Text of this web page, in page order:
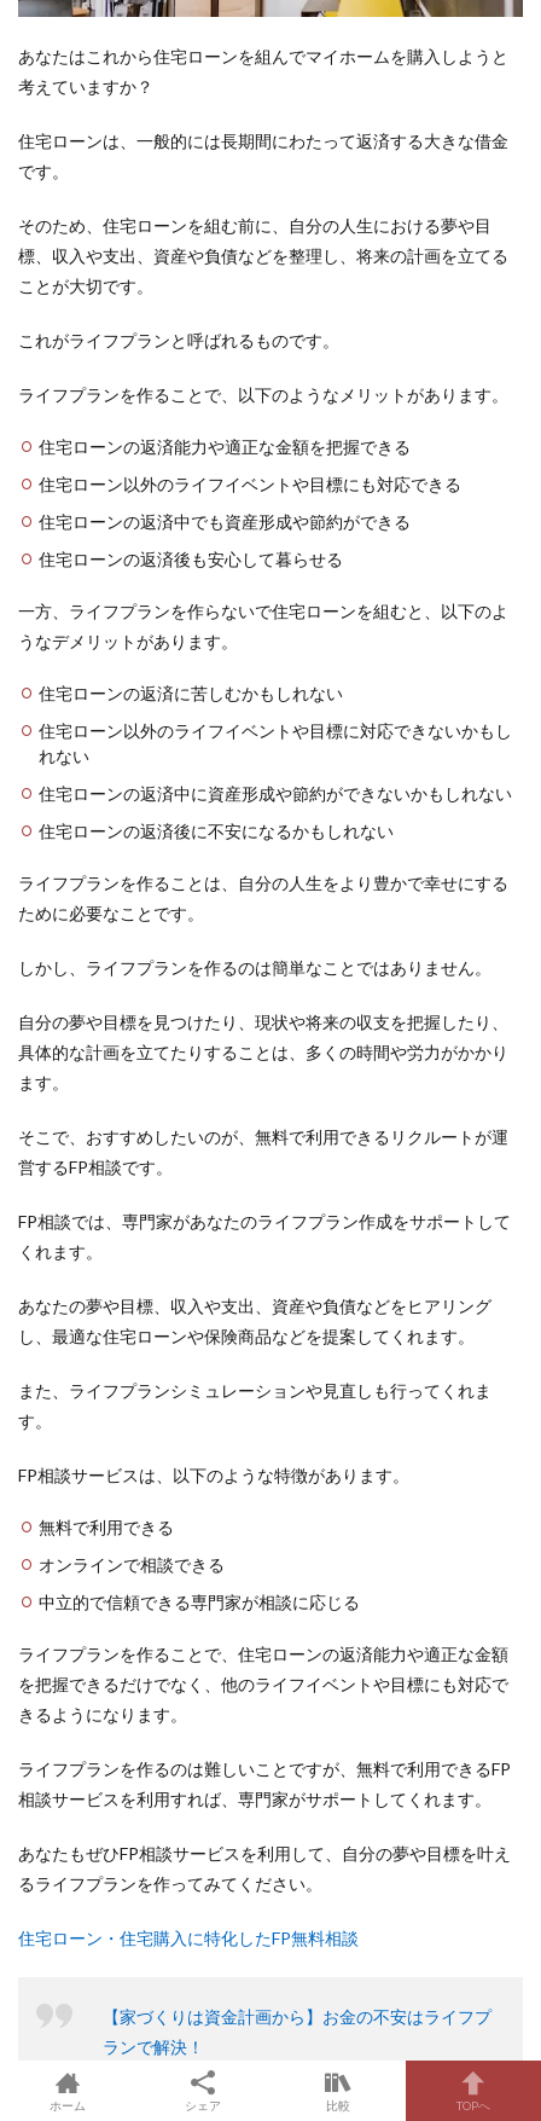
あなたはこれから住宅ローンを組んでマイホームを購入しようと
考えていますか？
住宅ローンは、一般的には長期間にわたって返済する大きな借金
です。
そのため、住宅ローンを組む前に、自分の人生における夢や目
標、収入や支出、資産や負債などを整理し、将来の計画を立てる
ことが大切です。
これがライフプランと呼ばれるものです。
ライフプランを作ることで、以下のようなメリットがあります。
住宅ローンの返済能力や適正な金額を把握できる
住宅ローン以外のライフイベントや目標にも対応できる
住宅ローンの返済中でも資産形成や節約ができる
住宅ローンの返済後も安心して暮らせる
一方、ライフプランを作らないで住宅ローンを組むと、以下のよ
うなデメリットがあります。
住宅ローンの返済に苦しむかもしれない
住宅ローン以外のライフイベントや目標に対応できないかもし
れない
住宅ローンの返済中に資産形成や節約ができないかもしれない
住宅ローンの返済後に不安になるかもしれない
ライフプランを作ることは、自分の人生をより豊かで幸せにする
ために必要なことです。
しかし、ライフプランを作るのは簡単なことではありません。
自分の夢や目標を見つけたり、現状や将来の収支を把握したり、
具体的な計画を立てたりすることは、多くの時間や労力がかかり
ます。
そこで、おすすめしたいのが、無料で利用できる リクルートが運
営するFP相談です。
FP相談では、専門家があなたのライフプラン作成をサポートして
くれます。
あなたの夢や目標、収入や支出、資産や負債などをヒアリング
し、最適な住宅ローンや保険商品などを提案してくれます。
また、ライフプランシミュレーションや見直しも行ってくれま
す。
FP相談サービスは、以下のような特徴があります。
無料で利用できる
オンラインで相談できる
中立的で信頼できる専門家が相談に応じる
ライフプランを作ることで、住宅ローンの返済能力や適正な金額
を把握できるだけでなく、他のライフイベントや目標にも対応で
きるようになります。
ライフプランを作るのは難しいことですが、無料で利用できるFP
相談サービスを利用すれば、専門家がサポートしてくれます。
あなたもぜひFP相談サービスを利用して、自分の夢や目標を叶え
るライフプランを作ってみてください。
住宅ローン・住宅購入に特化したFP無料相談
【家づくりは資金計画から】お金の不安はライフプ
ランで解決！
ホーム シェア 比較 TOPへ